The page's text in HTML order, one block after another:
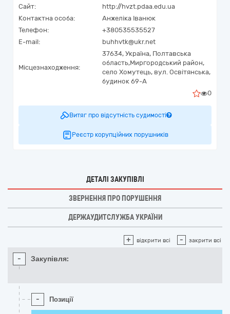
Сайт:
http://hvzt.pdaa.edu.ua
Контактна особа:
Анжеліка Іванюк
Телефон:
+380535535527
E-mail:
buhhvtk@ukr.net
Місцезнаходження:
37634, Україна, Полтавська
область,Миргородський район,
село Хомутець, вул. Освітянська,
будинок 69-А
0
Витяг про відсутність судимості
Реєстр корупційних порушників
ДЕТАЛІ ЗАКУПІВЛІ
ЗВЕРНЕННЯ ПРО ПОРУШЕННЯ
ДЕРЖАУДИТСЛУЖБА УКРАЇНИ
+ відкрити всі - закрити всі
- Закупівля:
- Позиції